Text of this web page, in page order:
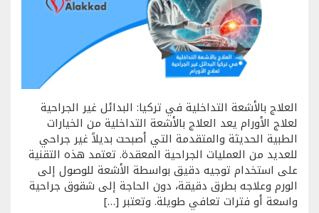
العلاج بالأشعة التداخلية في تركيا: البدائل غير الجراحية
لعلاج الأورام يعد العلاج بالأشعة التداخلية من الخيارات
الطبية الحديثة والمتقدمة التي أصبحت بديلاً غير جراحي
للعديد من العمليات الجراحية المعقدة. تعتمد هذه التقنية
على استخدام توجيه دقيق بواسطة الأشعة للوصول إلى
الورم وعلاجه بطرق دقيقة، دون الحاجة إلى شقوق جراحية
واسعة أو فترات تعافي طويلة. وتعتبر […]